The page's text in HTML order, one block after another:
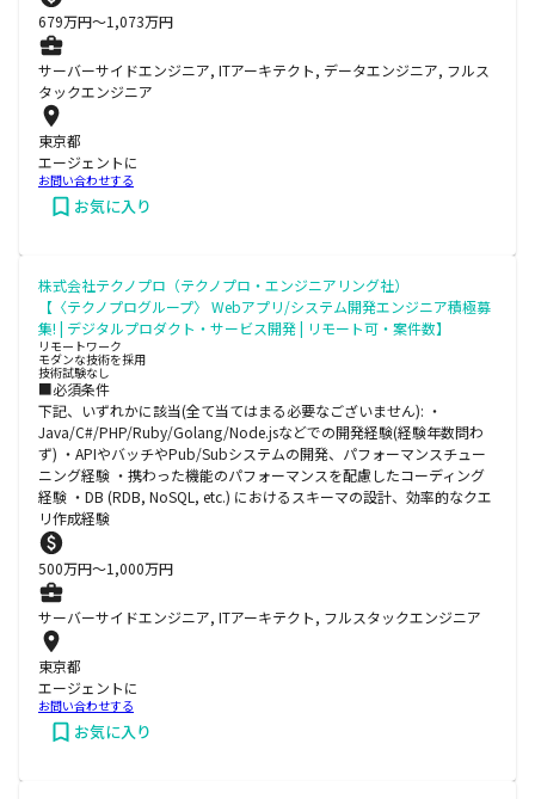
679万円〜1,073万円
サーバーサイドエンジニア, ITアーキテクト, データエンジニア, フルス
タックエンジニア
東京都
エージェントに
お問い合わせする
お気に入り
株式会社テクノプロ（テクノプロ・エンジニアリング社）
【〈テクノプログループ〉 Webアプリ/システム開発エンジニア積極募
集! | デジタルプロダクト・サービス開発 | リモート可・案件数】
リモートワーク
モダンな技術を採用
技術試験なし
■必須条件
下記、いずれかに該当(全て当てはまる必要なございません): ・
Java/C#/PHP/Ruby/Golang/Node.jsなどでの開発経験(経験年数問わ
ず) ・APIやバッチやPub/Subシステムの開発、パフォーマンスチュー
ニング経験 ・携わった機能のパフォーマンスを配慮したコーディング
経験 ・DB (RDB, NoSQL, etc.) におけるスキーマの設計、効率的なクエ
リ作成経験
500万円〜1,000万円
サーバーサイドエンジニア, ITアーキテクト, フルスタックエンジニア
東京都
エージェントに
お問い合わせする
お気に入り